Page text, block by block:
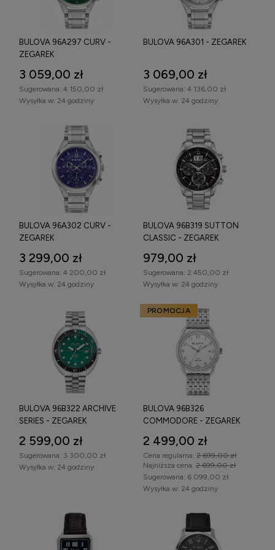
się z naszą pełną ofertą zegarków biżuteryjnych męskich.
Oferujemy fachowe doradztwo, szybką wysyłkę oraz
możliwość wygodnych zakupów online lub w naszym salonie
stacjonarnym.
BULOVA 96A297 CURV -
ZEGAREK
3 059,00 zł
Wysyłka w: 24 godziny
Sugerowana: 4 150,00 zł
BULOVA 96A301 - ZEGAREK
3 069,00 zł
Wysyłka w: 24 godziny
Sugerowana: 4 136,00 zł
BULOVA 96A302 CURV -
ZEGAREK
3 299,00 zł
Wysyłka w: 24 godziny
Sugerowana: 4 200,00 zł
BULOVA 96B319 SUTTON
CLASSIC - ZEGAREK
979,00 zł
Wysyłka w: 24 godziny
Sugerowana: 2 450,00 zł
BULOVA 96B322 ARCHIVE
SERIES - ZEGAREK
2 599,00 zł
Wysyłka w: 24 godziny
Sugerowana: 3 300,00 zł
BULOVA 96B326
COMMODORE - ZEGAREK
2 499,00 zł
Cena regularna: 2 699,00 zł
Najniższa cena: 2 699,00 zł
Wysyłka w: 24 godziny
Sugerowana: 6 099,00 zł
PROMOCJA